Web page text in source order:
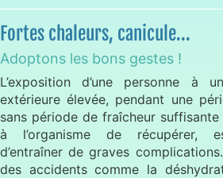
Fortes chaleurs, canicule...
Adoptons les bons gestes !
L’exposition d’une personne à
extérieure élevée, pendant une
sans période de fraîcheur
à l’organisme de récupérer,
d’entraîner de graves
des accidents comme la